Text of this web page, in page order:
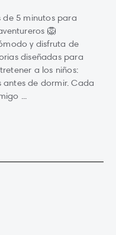
de 5 minutos para
🦁
y disfruta de
diseñadas para
a los niños:
antes de dormir. Cada
...